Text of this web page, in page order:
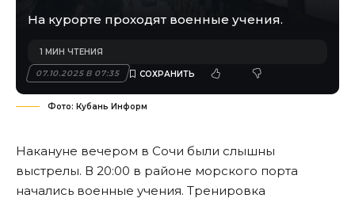
На курорте проходят военные учения.
07.10.2025 В 07:35
1 МИН ЧТЕНИЯ
Фото: Кубань Информ
Накануне вечером в Сочи были слышны
выстрелы. В 20:00 в районе морского порта
начались военные учения. Тренировка